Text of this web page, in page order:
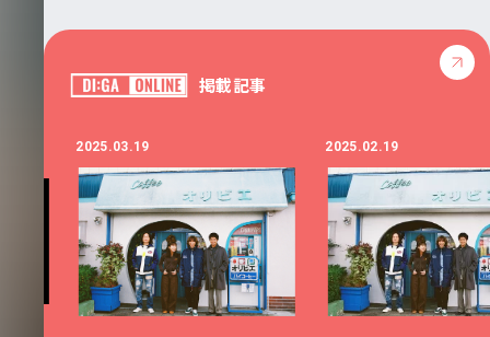
掲載記事
2025.03.19 2025.02.19